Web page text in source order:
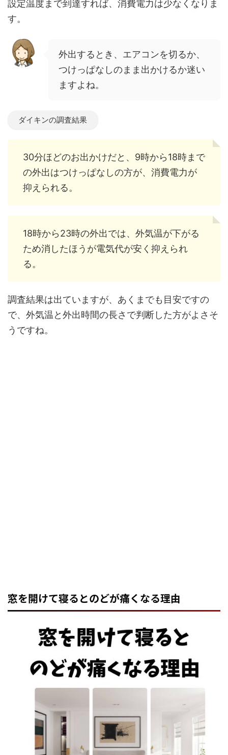
設定温度まで到達すれば、消費電力は少なくなりま
す。
外出するとき、エアコンを切るか、
つけっぱなしのまま出かけるか迷い
ますよね。
ダイキンの調査結果
30分ほどのお出かけだと、9時から18時まで
の外出はつけっぱなしの方が、消費電力が
抑えられる。
18時から23時の外出では、外気温が下がる
ため消したほうが電気代が安く抑えられ
る。
調査結果は出ていますが、あくまでも目安ですの
で、外気温と外出時間の長さで判断した方がよさそ
うですね。
窓を開けて寝るとのどが痛くなる理由